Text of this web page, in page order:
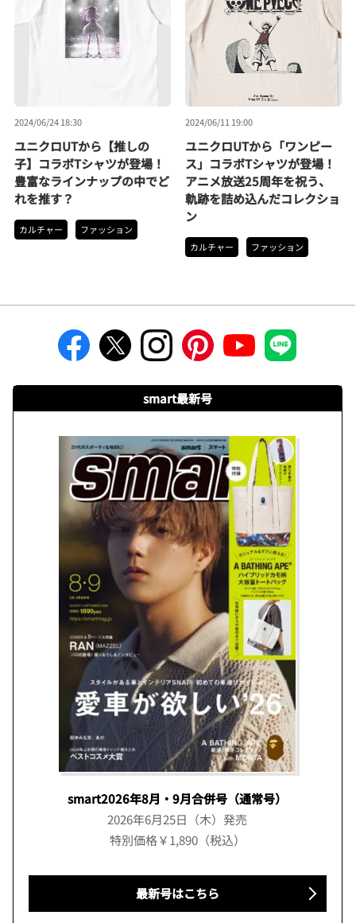
2024/06/24 18:30
ユニクロUTから【推しの
子】コラボTシャツが登場！
豊富なラインナップの中でど
れを推す？
カルチャー ファッション
2024/06/11 19:00
ユニクロUTから「ワンピー
ス」コラボTシャツが登場！
アニメ放送25周年を祝う、
軌跡を詰め込んだコレクショ
ン
カルチャー ファッション
smart最新号
smart2026年8月・9月合併号（通常号）
2026年6月25日（木）発売
特別価格￥1,890（税込）
最新号はこちら